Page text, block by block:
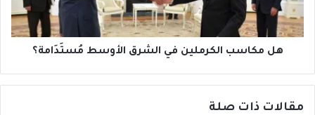
مُستَدَامة؟
هل مكاسب الكرملين في الشرق الأوسط مُستَدَامة؟
مقالات ذات صلة